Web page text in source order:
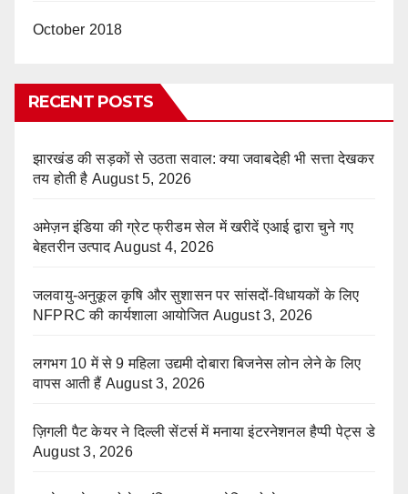
October 2018
RECENT POSTS
झारखंड की सड़कों से उठता सवाल: क्या जवाबदेही भी सत्ता देखकर
तय होती है August 5, 2026
अमेज़न इंडिया की ग्रेट फ्रीडम सेल में खरीदें एआई द्वारा चुने गए
बेहतरीन उत्पाद August 4, 2026
जलवायु-अनुकूल कृषि और सुशासन पर सांसदों-विधायकों के लिए
NFPRC की कार्यशाला आयोजित August 3, 2026
लगभग 10 में से 9 महिला उद्यमी दोबारा बिजनेस लोन लेने के लिए
वापस आती हैं August 3, 2026
ज़िगली पैट केयर ने दिल्ली सेंटर्स में मनाया इंटरनेशनल हैप्पी पेट्स डे
August 3, 2026